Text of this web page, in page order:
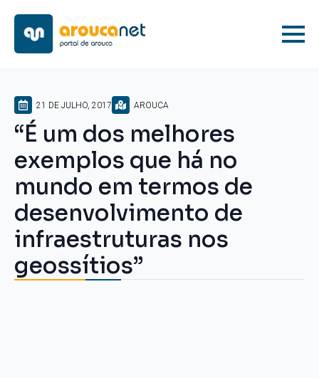
21 DE JULHO, 2017 AROUCA
“É um dos melhores
exemplos que há no
mundo em termos de
desenvolvimento de
infraestruturas nos
geossítios”